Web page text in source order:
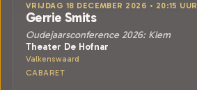
VRIJDAG 18 DECEMBER 2026 • 20:15 UUR
Gerrie Smits
Oudejaarsconference 2026: Klem
Theater De Hofnar
Valkenswaard
CABARET